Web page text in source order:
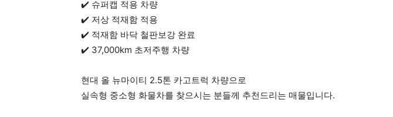
✔️ 슈퍼캡 적용 차량
✔️ 저상 적재함 적용
✔️ 적재함 바닥 철판보강 완료
✔️ 37,000km 초저주행 차량
현대 올 뉴마이티 2.5톤 카고트럭 차량으로
실속형 중소형 화물차를 찾으시는 분들께 추천드리는 매물입니다.